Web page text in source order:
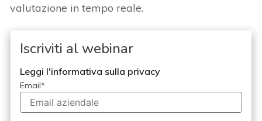
valutazione in tempo reale.
Iscriviti al webinar
Leggi l'informativa sulla privacy
Email*